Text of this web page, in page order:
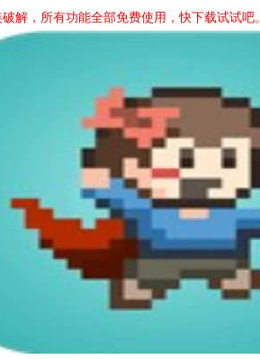
解，所有功能全部免费使用，快下载试试吧。